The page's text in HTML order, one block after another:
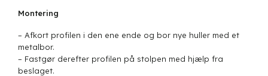
Montering
– Afkort profilen i den ene ende og bor nye huller med et
metalbor.
– Fastgør derefter profilen på stolpen med hjælp fra
beslaget.